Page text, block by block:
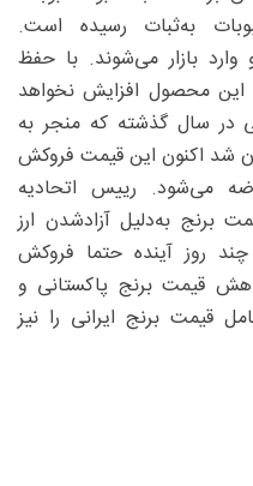
به‌ثبات رسیده است.
بازار می‌شوند. با حفظ
این محصول افزایش نخواهد
در سال گذشته که منجر به
حدود ۵۰۰‌هزارتومان شد اکنون این قیمت فروکش
عرضه می‌شود. رییس اتحادیه
برنج به‌دلیل آزادشدن ارز
روز آینده حتما فروکش
قیمت برنج پاکستانی و
قیمت برنج ایرانی را نیز